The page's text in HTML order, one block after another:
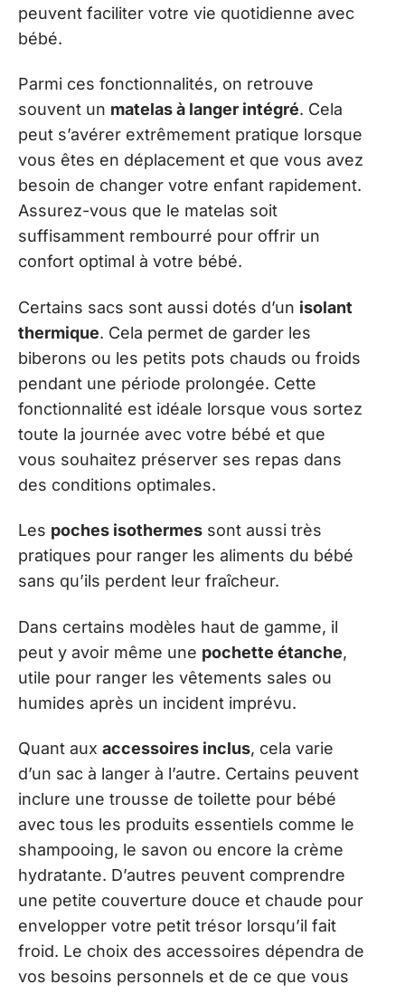
peuvent faciliter votre vie quotidienne avec
bébé.
Parmi ces fonctionnalités, on retrouve
souvent un matelas à langer intégré. Cela
peut s’avérer extrêmement pratique lorsque
vous êtes en déplacement et que vous avez
besoin de changer votre enfant rapidement.
Assurez-vous que le matelas soit
suffisamment rembourré pour offrir un
confort optimal à votre bébé.
Certains sacs sont aussi dotés d’un isolant
thermique. Cela permet de garder les
biberons ou les petits pots chauds ou froids
pendant une période prolongée. Cette
fonctionnalité est idéale lorsque vous sortez
toute la journée avec votre bébé et que
vous souhaitez préserver ses repas dans
des conditions optimales.
Les poches isothermes sont aussi très
pratiques pour ranger les aliments du bébé
sans qu’ils perdent leur fraîcheur.
Dans certains modèles haut de gamme, il
peut y avoir même une pochette étanche,
utile pour ranger les vêtements sales ou
humides après un incident imprévu.
Quant aux accessoires inclus, cela varie
d’un sac à langer à l’autre. Certains peuvent
inclure une trousse de toilette pour bébé
avec tous les produits essentiels comme le
shampooing, le savon ou encore la crème
hydratante. D’autres peuvent comprendre
une petite couverture douce et chaude pour
envelopper votre petit trésor lorsqu’il fait
froid. Le choix des accessoires dépendra de
vos besoins personnels et de ce que vous